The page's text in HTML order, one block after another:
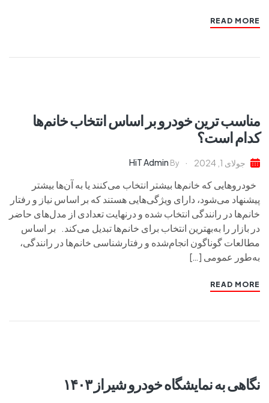
READ MORE
مناسب‌ ترین خودرو بر اساس انتخاب خانم‌ها
کدام است؟
جولای 1, 2024 By
HiT Admin
خودروهایی که خانم‌ها بیشتر انتخاب می‌کنند یا به آن‌ها بیشتر
پیشنهاد می‌شود، دارای ویژگی‌هایی هستند که بر اساس نیاز و رفتار
خانم‌ها در رانندگی انتخاب شده و درنهایت تعدادی از مدل‌های حاضر
در بازار را به‌بهترین انتخاب برای خانم‌ها تبدیل می‌کند. بر اساس
مطالعات گوناگون انجام‌شده و رفتارشناسی خانم‌ها در رانندگی،
به‌طور عمومی […]
READ MORE
نگاهی به نمایشگاه خودرو شیراز ۱۴۰۳